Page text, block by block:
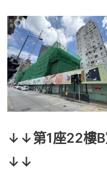
↓↓第1座22樓B
↓↓